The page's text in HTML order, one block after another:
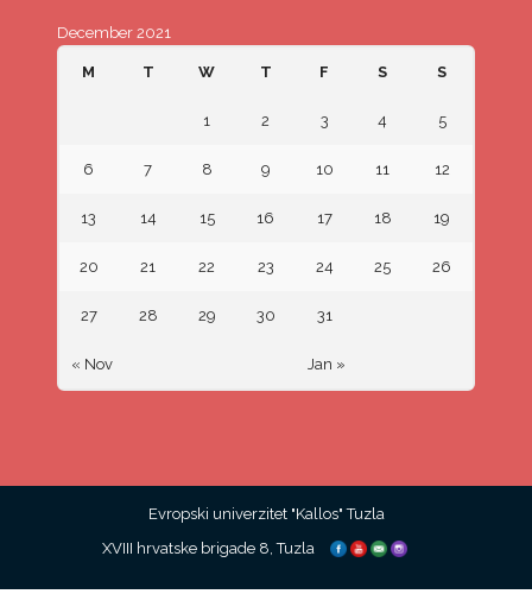
December 2021
M T W T F S S
« Nov Jan »
1 2 3 4 5
6 7 8 9 10 11 12
13 14 15 16 17 18 19
20 21 22 23 24 25 26
27 28 29 30 31
Evropski univerzitet "Kallos" Tuzla
XVIII hrvatske brigade 8, Tuzla